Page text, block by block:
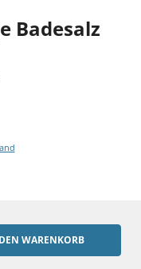
Badesalz
WARENKORB